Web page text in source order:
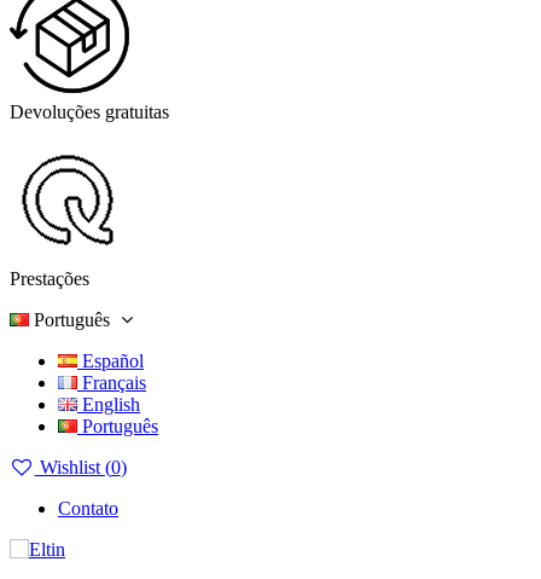
Devoluções gratuitas
Prestações
Português
Español
Français
English
Português
Wishlist (0)
Contato